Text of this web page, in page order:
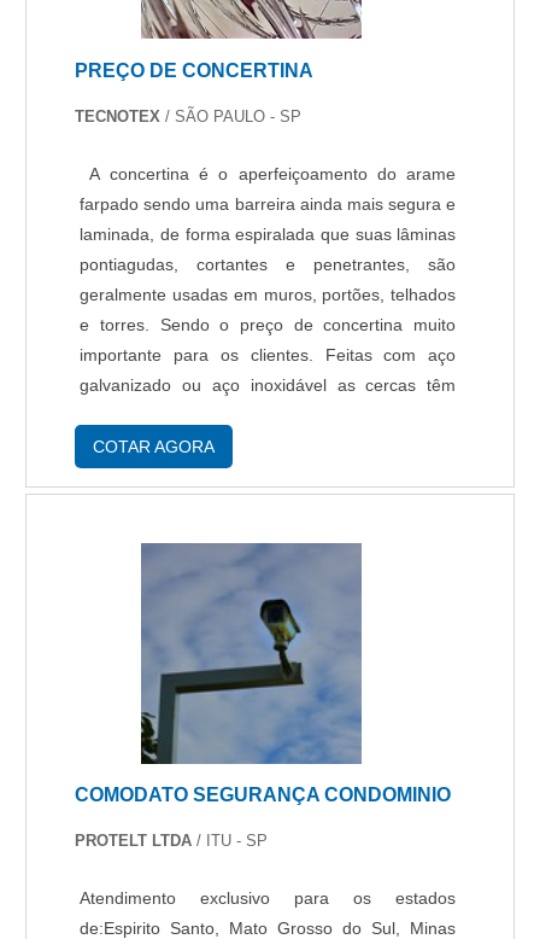
PREÇO DE CONCERTINA
TECNOTEX / SÃO PAULO - SP
A concertina é o aperfeiçoamento do arame
farpado sendo uma barreira ainda mais segura e
laminada, de forma espiralada que suas lâminas
pontiagudas, cortantes e penetrantes, são
geralmente usadas em muros, portões, telhados
e torres. Sendo o preço de concertina muito
importante para os clientes. Feitas com aço
galvanizado ou aço inoxidável as cercas têm
ferramentas convencionais. Característic....
COTAR AGORA
COMODATO SEGURANÇA CONDOMINIO
PROTELT LTDA / ITU - SP
Atendimento exclusivo para os estados
de:Espirito Santo, Mato Grosso do Sul, Minas